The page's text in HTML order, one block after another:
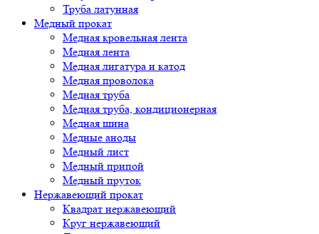
Труба латунная
Медный прокат
Медная кровельная лента
Медная лента
Медная лигатура и катод
Медная проволока
Медная труба
Медная труба, кондиционерная
Медная шина
Медные аноды
Медный лист
Медный припой
Медный пруток
Нержавеющий прокат
Квадрат нержавеющий
Круг нержавеющий